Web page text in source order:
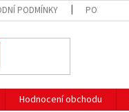
PODMÍNKY PODMÍNKY
Hodnocení obchodu